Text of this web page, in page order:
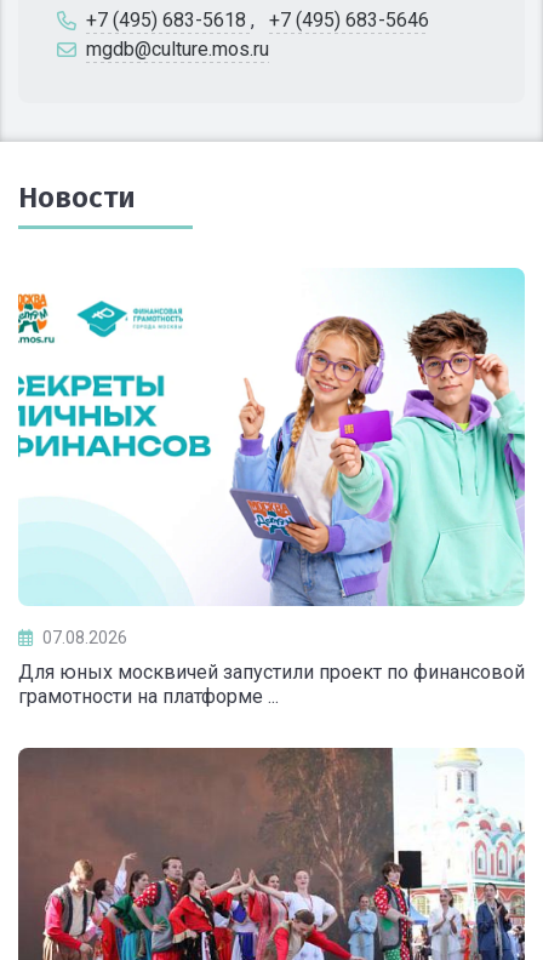
+7 (495) 683-5618 ,
+7 (495) 683-5646
mgdb@culture.mos.ru
Новости
07.08.2026
Для юных москвичей запустили проект по финансовой
грамотности на платформе ...